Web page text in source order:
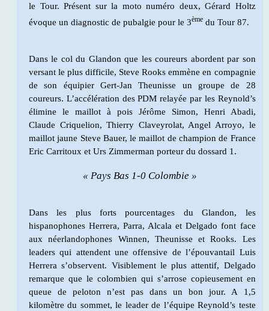
le Tour. Présent sur la moto numéro deux, Gérard Holtz
évoque un diagnostic de pubalgie pour le 3ème du Tour 87.
Dans le col du Glandon que les coureurs abordent par son
versant le plus difficile, Steve Rooks emmène en compagnie
de son équipier Gert-Jan Theunisse un groupe de 28
coureurs. L’accélération des PDM relayée par les Reynold’s
élimine le maillot à pois Jérôme Simon, Henri Abadi,
Claude Criquelion, Thierry Claveyrolat, Angel Arroyo, le
maillot jaune Steve Bauer, le maillot de champion de France
Eric Carritoux et Urs Zimmerman porteur du dossard 1.
« Pays Bas 1-0 Colombie »
Dans les plus forts pourcentages du Glandon, les
hispanophones Herrera, Parra, Alcala et Delgado font face
aux néerlandophones Winnen, Theunisse et Rooks. Les
leaders qui attendent une offensive de l’épouvantail Luis
Herrera s’observent. Visiblement le plus attentif, Delgado
remarque que le colombien qui s’arrose copieusement en
queue de peloton n’est pas dans un bon jour. A 1,5
kilomètre du sommet, le leader de l’équipe Reynold’s teste